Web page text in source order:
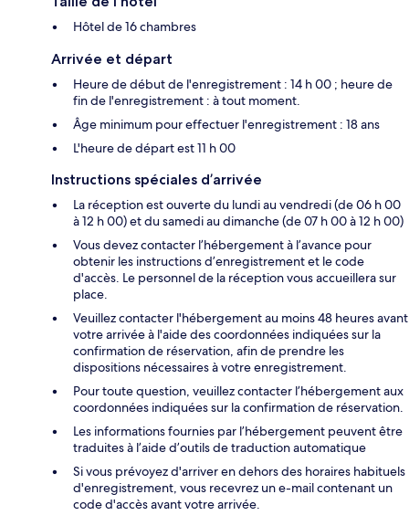
Hôtel de 16 chambres
Arrivée et départ
Heure de début de l'enregistrement : 14 h 00 ; heure de
fin de l'enregistrement : à tout moment.
Âge minimum pour effectuer l'enregistrement : 18 ans
L'heure de départ est 11 h 00
Instructions spéciales d’arrivée
La réception est ouverte du lundi au vendredi (de 06 h 00
à 12 h 00) et du samedi au dimanche (de 07 h 00 à 12 h 00)
Vous devez contacter l’hébergement à l’avance pour
obtenir les instructions d’enregistrement et le code
d'accès. Le personnel de la réception vous accueillera sur
place.
Veuillez contacter l'hébergement au moins 48 heures avant
votre arrivée à l'aide des coordonnées indiquées sur la
confirmation de réservation, afin de prendre les
dispositions nécessaires à votre enregistrement.
Pour toute question, veuillez contacter l’hébergement aux
coordonnées indiquées sur la confirmation de réservation.
Les informations fournies par l’hébergement peuvent être
traduites à l’aide d’outils de traduction automatique
Si vous prévoyez d'arriver en dehors des horaires habituels
d'enregistrement, vous recevrez un e-mail contenant un
code d'accès avant votre arrivée.